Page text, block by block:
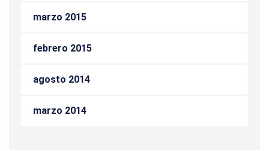
marzo 2015
febrero 2015
agosto 2014
marzo 2014